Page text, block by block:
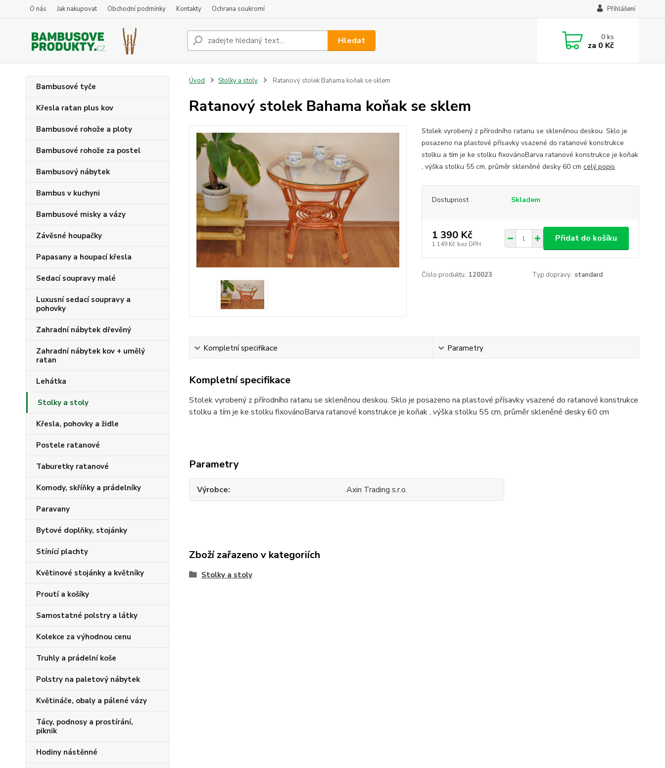
O nás Jak nakupovat Obchodní podmínky Kontakty Ochrana soukromí Přihlášení
Hledat 0ks
za 0 Kč
Bambusové tyče
Křesla ratan plus kov
Bambusové rohože a ploty
Bambusové rohože za postel
Bambusový nábytek
Bambus v kuchyni
Bambusové misky a vázy
Závěsné houpačky
Papasany a houpací křesla
Sedací soupravy malé
Luxusní sedací soupravy a
pohovky
Zahradní nábytek dřevěný
Zahradní nábytek kov + umělý
ratan
Lehátka
Stolky a stoly
Křesla, pohovky a židle
Postele ratanové
Taburetky ratanové
Komody, skříňky a prádelníky
Paravany
Bytové doplňky, stojánky
Stínící plachty
Květinové stojánky a květníky
Proutí a košíky
Samostatné polstry a látky
Kolekce za výhodnou cenu
Truhly a prádelní koše
Polstry na paletový nábytek
Květináče, obaly a pálené vázy
Tácy, podnosy a prostírání,
piknik
Hodiny nástěnné
Úvod Stolky a stoly Ratanový stolek Bahama koňak se sklem
Ratanový stolek Bahama koňak se sklem
Stolek vyrobený z přírodního ratanu se skleněnou deskou. Sklo je
posazeno na plastové přísavky vsazené do ratanové konstrukce
stolku a tím je ke stolku fixovánoBarva ratanové konstrukce je koňak
, výška stolku 55 cm, průměr skleněné desky 60 cm celý popis
Dostupnost Skladem
1 390 Kč
1 149 Kč bez DPH
Přidat do košíku
Číslo produktu: 120023 Typ dopravy: standard
Kompletní specifikace Parametry
Kompletní specifikace
Stolek vyrobený z přírodního ratanu se skleněnou deskou. Sklo je posazeno na plastové přísavky vsazené do ratanové konstrukce
stolku a tím je ke stolku fixovánoBarva ratanové konstrukce je koňak , výška stolku 55 cm, průměr skleněné desky 60 cm
Parametry
Výrobce Axin Trading s.r.o.
Zboží zařazeno v kategoriích
Stolky a stoly